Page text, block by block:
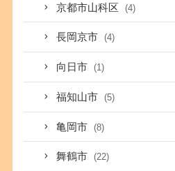
京都市山科区 (4)
長岡京市 (4)
向日市 (1)
福知山市 (5)
亀岡市 (8)
舞鶴市 (22)